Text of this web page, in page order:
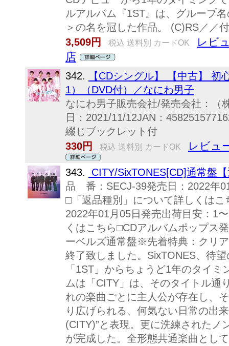
ルアルバム『1ST』は、グループ
＞の名を冠した作品。 (C)RS／／
3,509円
税込 送料別 カードOK
レビ
店
342.
【CDシングル】 【中古】
1）（DVD付）／なにわ男子
なにわ男子販売会社/発売会社：（
日：2021/11/12JAN：
綴じブックレット付
330円
税込 送料別 カードOK レビュ
343.
CITY/SixTONES[CD]通常盤
品 番：SECJ-39発売日：2022年
□「返品種別」について詳しくは
2022年01月05日発売出荷目安：1
くはこちら□CDアルバムポップス
ーベルズ通常盤※先着特典：クリ
終了致しました。SixTONES、待
「1ST」からちょうど1年のタイ
ムは「CITY」は、そのタイトル通
れの楽曲ごとに主人公が存在し、
り広げられる、何気ない日常の出
(CITY)”と表現。更に洗練されたノ
が完成した。全形態共通楽曲とし